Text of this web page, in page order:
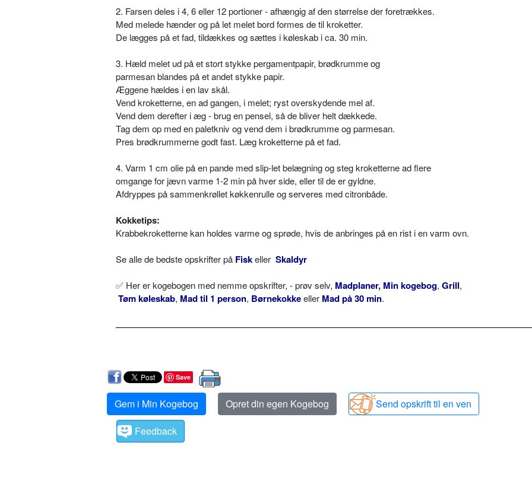
2. Farsen deles i 4, 6 eller 12 portioner - afhængig af den størrelse der foretrækkes.
Med melede hænder og på let melet bord formes de til kroketter.
De lægges på et fad, tildækkes og sættes i køleskab i ca. 30 min.
3. Hæld melet ud på et stort stykke pergamentpapir, brødkrumme og
parmesan blandes på et andet stykke papir.
Æggene hældes i en lav skål.
Vend kroketterne, en ad gangen, i melet; ryst overskydende mel af.
Vend dem derefter i æg - brug en pensel, så de bliver helt dækkede.
Tag dem op med en paletkniv og vend dem i brødkrumme og parmesan.
Pres brødkrummerne godt fast. Læg kroketterne på et fad.
4. Varm 1 cm olie på en pande med slip-let belægning og steg kroketterne ad flere
omgange for jævn varme 1-2 min på hver side, eller til de er gyldne.
Afdryppes på sammenkrøllet køkkenrulle og serveres med citronbåde.
Kokketips:
Krabbekroketterne kan holdes varme og sprøde, hvis de anbringes på en rist i en varm ovn.
Se alle de bedste opskrifter på Fiskeller Skaldyr
✅ Her er kogebogen med nemme opskrifter, - prøv selv, Madplaner, Min kogebog, Grill,
Tøm køleskab, Mad til 1 person, Børnekokkeeller Mad på 30 min.
Save
Gem i Min Kogebog Opret din egen Kogebog
Send opskrift til en ven
Feedback